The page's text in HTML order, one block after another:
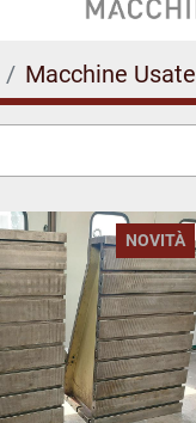
Macchine Usate
NOVITÀ